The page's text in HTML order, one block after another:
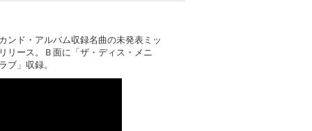
ンド・アルバム収録名曲の未発表ミッ
リース。Ｂ面に「ザ・ディス・メニ
ブ」収録。